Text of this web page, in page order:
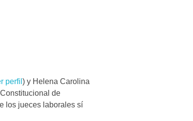
perfil) y Helena Carolina
de
los jueces laborales sí